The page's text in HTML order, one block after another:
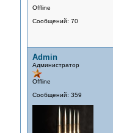
Offline
Сообщений: 70
Admin
Администратор
Offline
Сообщений: 359